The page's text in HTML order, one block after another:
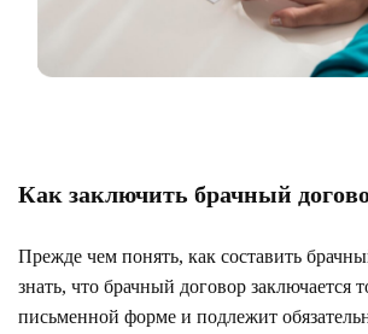
Как заключить брачный
Прежде чем понять, как составить
знать, что брачный договор заключается
письменной форме и подлежит